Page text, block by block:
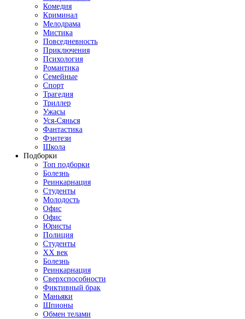
Комедия
Криминал
Мелодрама
Мистика
Повседневность
Приключения
Психология
Романтика
Семейные
Спорт
Трагедия
Триллер
Ужасы
Уся-Сянься
Фантастика
Фэнтези
Школа
Подборки
Топ подборки
Болезнь
Реинкарнация
Студенты
Молодость
Офис
Офис
Юристы
Полиция
Студенты
ХХ век
Болезнь
Реинкарнация
Сверхспособности
Фиктивный брак
Маньяки
Шпионы
Обмен телами